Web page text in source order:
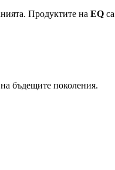
Продуктите на EQ
бъдещите поколения.